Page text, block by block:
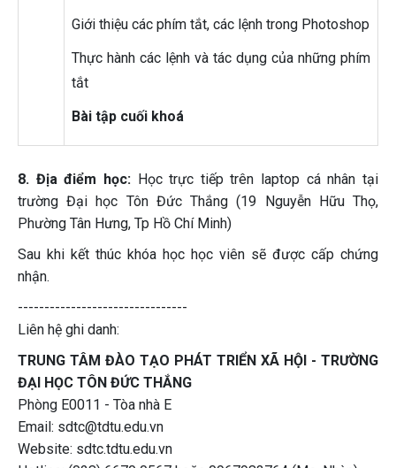
Giới thiệu các phím tắt, các lệnh trong Photoshop
Thực hành các lệnh và tác dụng của những phím
tắt
Bài tập cuối khoá
8. Địa điểm học:Học trực tiếp trên laptop cá nhân tại
trường Đại học Tôn Đức Thắng (19 Nguyễn Hữu Thọ,
Phường Tân Hưng, Tp Hồ Chí Minh)
Sau khi kết thúc khóa học học viên sẽ được cấp chứng
nhận.
--------------------------------
Liên hệ ghi danh:
TRUNG TÂM ĐÀO TẠO PHÁT TRIỂN XÃ HỘI - TRƯỜNG
ĐẠI HỌC TÔN ĐỨC THẮNG
Phòng E0011 - Tòa nhà E
Email: sdtc@tdtu.edu.vn
Website: sdtc.tdtu.edu.vn